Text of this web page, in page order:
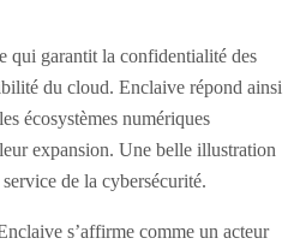
qui garantit la confidentialité des
du cloud. Enclaive répond ainsi
écosystèmes numériques
expansion. Une belle illustration
de la cybersécurité.
s’affirme comme un acteur